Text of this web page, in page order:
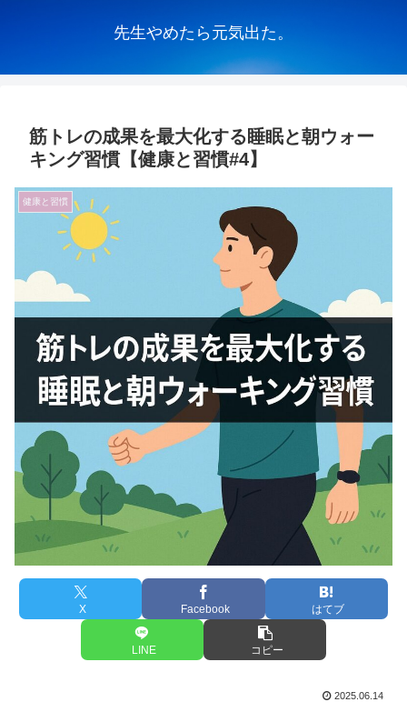
先生やめたら元気出た。
筋トレの成果を最大化する睡眠と朝ウォー
キング習慣【健康と習慣#4】
健康と習慣
X Facebook はてブ
LINE コピー
2025.06.14